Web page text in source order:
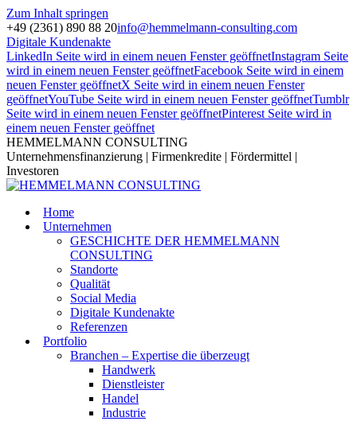
Zum Inhalt springen
+49 (2361) 890 88 20info@hemmelmann-consulting.com
Digitale Kundenakte
LinkedIn Seite wird in einem neuen Fenster geöffnetInstagram Seite
wird in einem neuen Fenster geöffnetFacebook Seite wird in einem
neuen Fenster geöffnetX Seite wird in einem neuen Fenster
geöffnetYouTube Seite wird in einem neuen Fenster geöffnetTumblr
Seite wird in einem neuen Fenster geöffnetPinterest Seite wird in
einem neuen Fenster geöffnet
HEMMELMANN CONSULTING
Unternehmensfinanzierung | Firmenkredite | Fördermittel |
Investoren
Home
Unternehmen
GESCHICHTE DER HEMMELMANN
CONSULTING
Standorte
Qualität
Social Media
Digitale Kundenakte
Referenzen
Portfolio
Branchen – Expertise die überzeugt
Handwerk
Dienstleister
Handel
Industrie